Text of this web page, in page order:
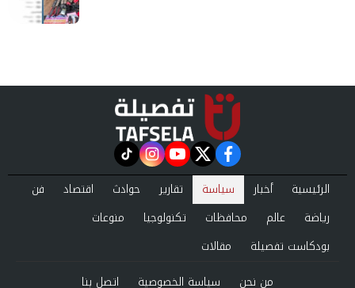
facebook
twitter
youtube
instagram
tiktok
الرئيسية أخبار سياسة تقارير حوادث اقتصاد
فن
رياضة
عالم محافظات تكنولوجيا
منوعات
بودكاست تفصيلة
مقالات
من نحن
سياسة الخصوصية اتصل بنا